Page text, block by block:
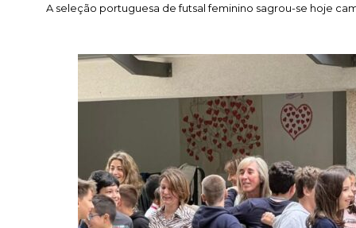
A seleção portuguesa de futsal feminino sagrou-se hoje